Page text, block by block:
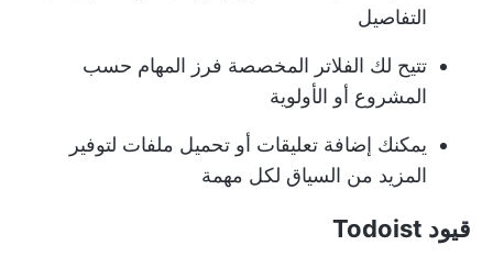
التفاصيل
تتيح لك الفلاتر المخصصة فرز المهام حسب
المشروع أو الأولوية
يمكنك إضافة تعليقات أو تحميل ملفات لتوفير
المزيد من السياق لكل مهمة
قيود Todoist